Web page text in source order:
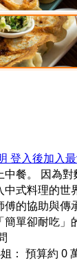
登入後加入
餐。 因為
式料理的世
的協助與傳
單卻耐吃」
： 預算約 0